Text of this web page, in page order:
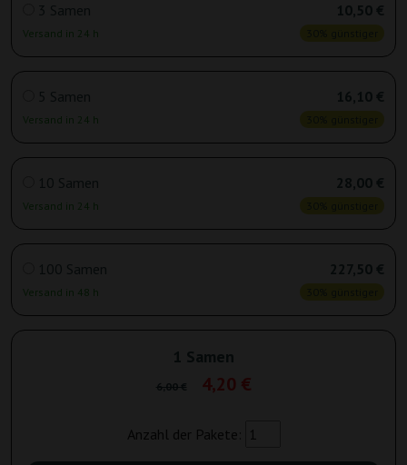
3 Samen
Versand in 24 h
10,50 €
5 Samen
Versand in 24 h
16,10 €
10 Samen
Versand in 24 h
28,00 €
100 Samen
Versand in 48 h
227,50 €
1 Samen
6,00 € 4,20 €
Anzahl der Pakete: